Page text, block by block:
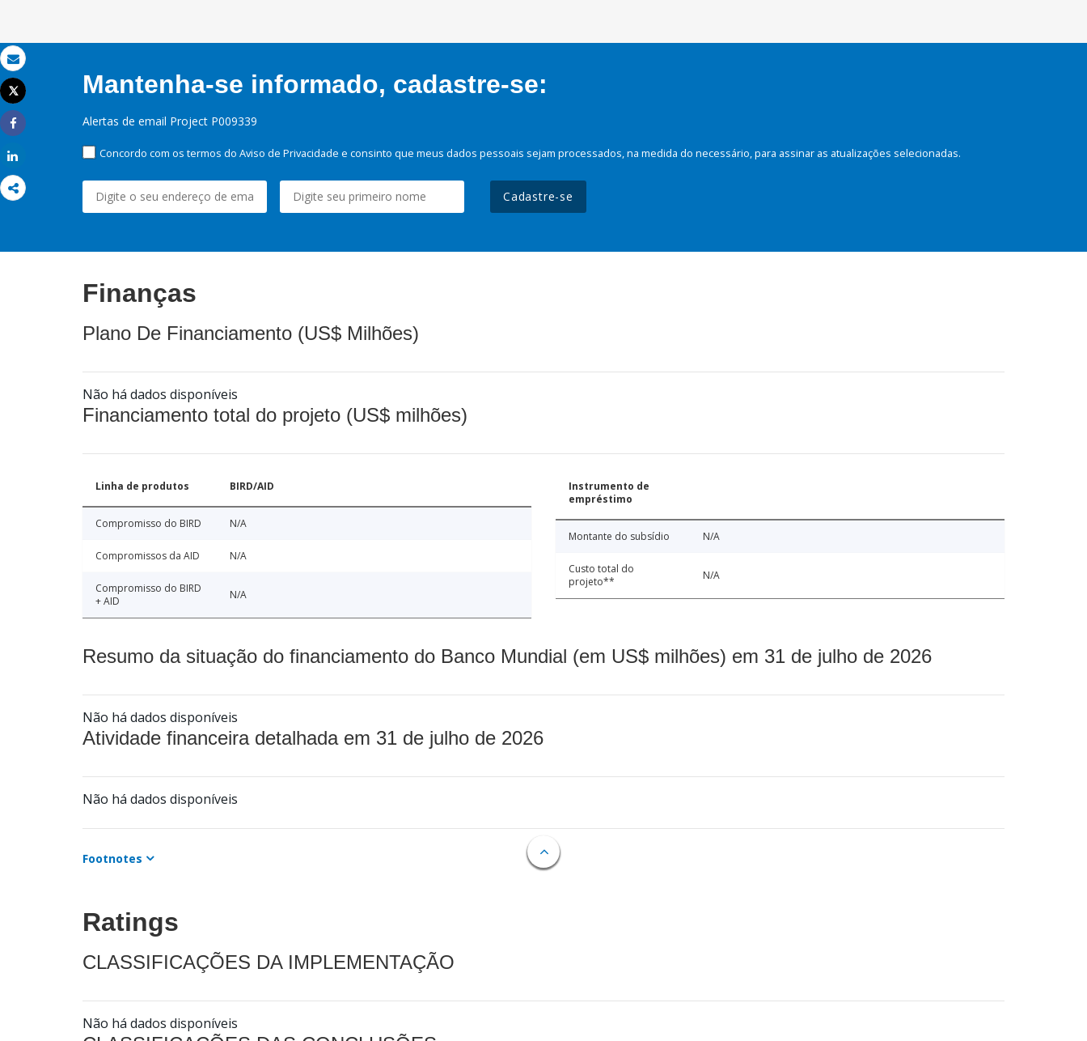
Email
Imprimir
Tweet
Share
Mantenha-se informado, cadastre-se:
Alertas de email Project P009339
Concordo com os termos do Aviso de Privacidade e consinto que meus dados pessoais sejam processados, na medida do necessário, para assinar as atualizações selecionadas.
Cadastre-se
Finanças
Plano De Financiamento (US$ Milhões)
Não há dados disponíveis
Financiamento total do projeto (US$ milhões)
Linha de produtos BIRD/AID
Compromisso do BIRD N/A
Compromissos da AID N/A
Compromisso do BIRD
+ AID
N/A
Instrumento de
empréstimo
Montante do subsídio N/A
Custo total do
projeto**
N/A
Resumo da situação do financiamento do Banco Mundial (em US$ milhões) em 31 de julho de 2026
Não há dados disponíveis
Atividade financeira detalhada em 31 de julho de 2026
Não há dados disponíveis
Footnotes
Ratings
CLASSIFICAÇÕES DA IMPLEMENTAÇÃO
Não há dados disponíveis